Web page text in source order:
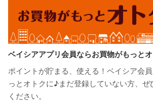
ベイシアアプリ会員ならお買物がもっと
ポイントが貯まる、使える！ベイシア会
っとオトクに♪まだ登録していない方、ぜ
ください。